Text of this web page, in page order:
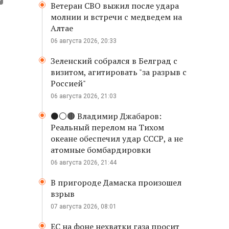
Ветеран СВО выжил после удара
молнии и встречи с медведем на
Алтае
06 августа 2026, 20:33
Зеленский собрался в Белград с
визитом, агитировать "за разрыв с
Россией"
06 августа 2026, 21:03
⚫️⚪️🟤 Владимир Джабаров:
Реальный перелом на Тихом
океане обеспечил удар СССР, а не
атомные бомбардировки
06 августа 2026, 21:44
В пригороде Дамаска произошел
взрыв
07 августа 2026, 08:01
ЕС на фоне нехватки газа просит